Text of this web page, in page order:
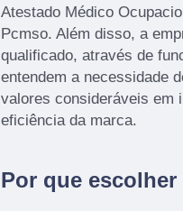
Atestado Médico
Pcmso. Além disso, a
qualificado, através de
entendem a necessidade
valores consideráveis em
eficiência da marca.
Por que escolher